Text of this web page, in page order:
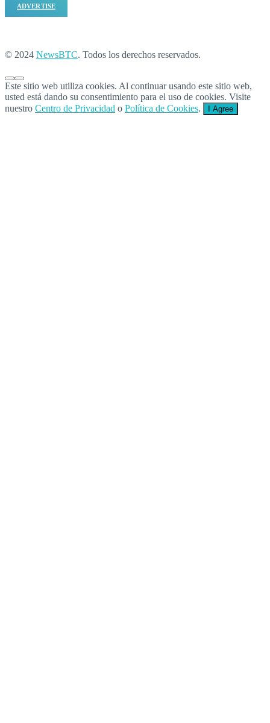
ADVERTISE
© 2024 NewsBTC. Todos los derechos reservados.
Este sitio web utiliza cookies. Al continuar usando este sitio web,
usted está dando su consentimiento para el uso de cookies. Visite
nuestro Centro de Privacidad o Política de Cookies. I Agree